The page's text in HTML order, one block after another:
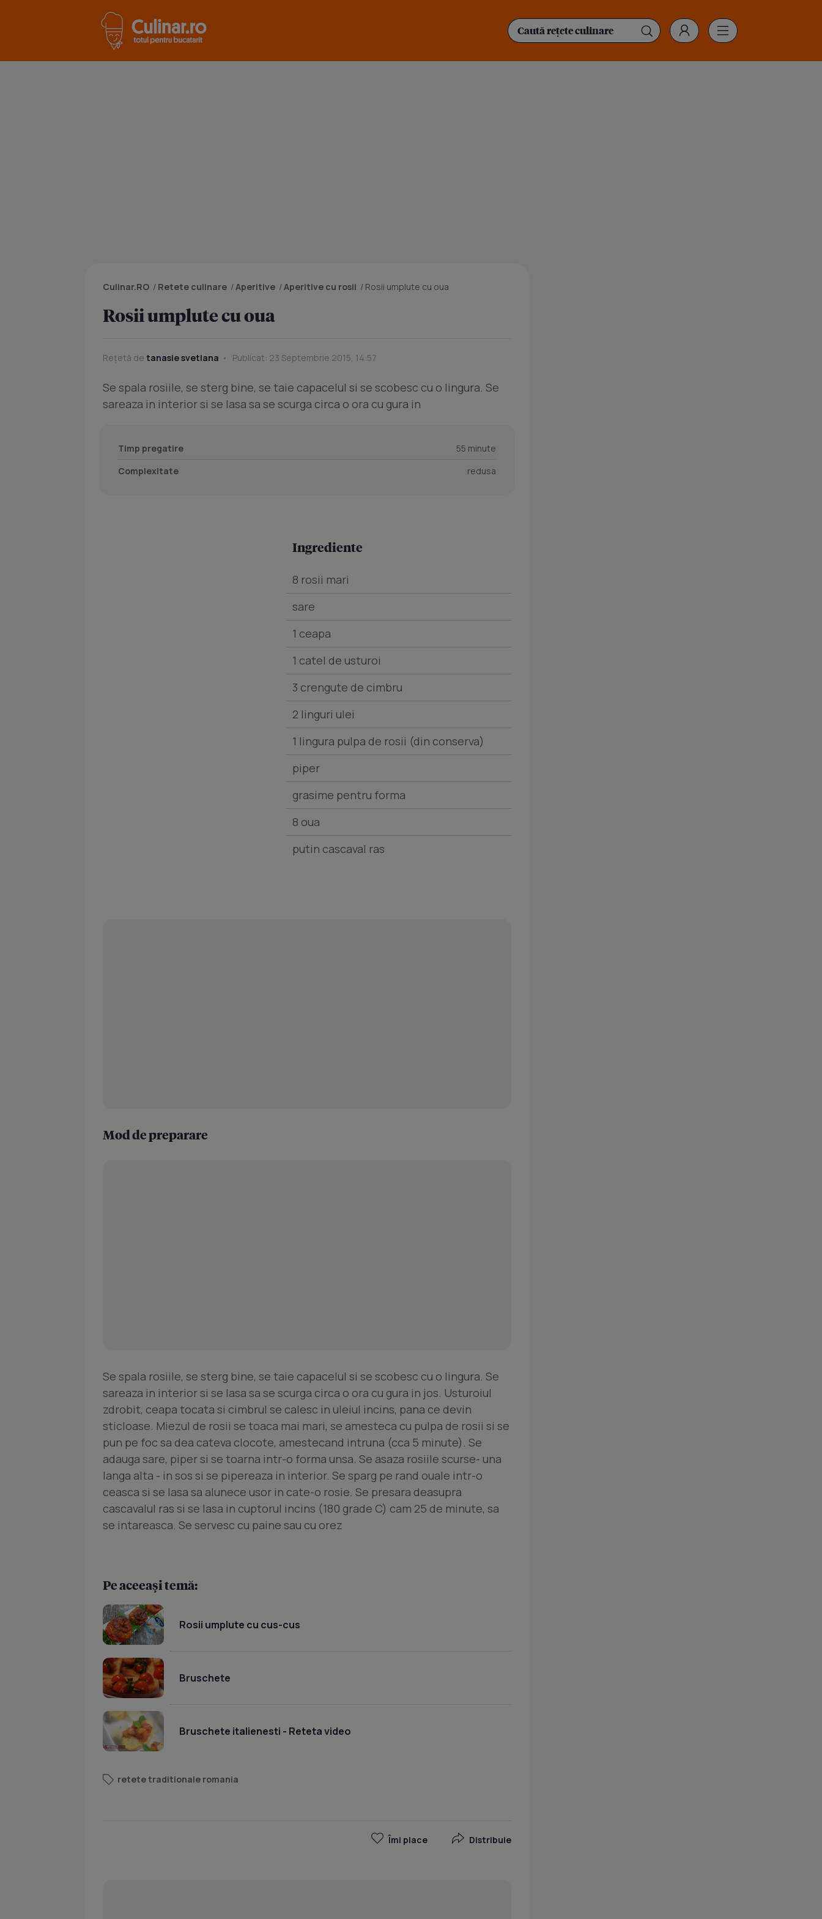
Culinar.RO / Retete culinare /Aperitive /Aperitive cu rosii / Rosii umplute cu oua
Rosii umplute cu oua
Rețetă de tanasie svetlana Publicat: 23 Septembrie 2015, 14:57
Se spala rosiile, se sterg bine, se taie capacelul si se scobesc cu o lingura. Se
sareaza in interior si se lasa sa se scurga circa o ora cu gura in
Timp pregatire
55 minute
Complexitate
redusa
Ingrediente
8 rosii mari
sare
1 ceapa
1 catel de usturoi
3 crengute de cimbru
2 linguri ulei
1 lingura pulpa de rosii (din conserva)
piper
grasime pentru forma
8 oua
putin cascaval ras
Mod de preparare
Se spala rosiile, se sterg bine, se taie capacelul si se scobesc cu o lingura. Se
sareaza in interior si se lasa sa se scurga circa o ora cu gura in jos. Usturoiul
zdrobit, ceapa tocata si cimbrul se calesc in uleiul incins, pana ce devin
sticloase. Miezul de rosii se toaca mai mari, se amesteca cu pulpa de rosii si se
pun pe foc sa dea cateva clocote, amestecand intruna (cca 5 minute). Se
adauga sare, piper si se toarna intr-o forma unsa. Se asaza rosiile scurse- una
langa alta - in sos si se pipereaza in interior. Se sparg pe rand ouale intr-o
ceasca si se lasa sa alunece usor in cate-o rosie. Se presara deasupra
cascavalul ras si se lasa in cuptorul incins (180 grade C) cam 25 de minute, sa
se intareasca. Se servesc cu paine sau cu orez
Pe aceeași temă:
Rosii umplute cu cus-cus
Bruschete
Bruschete italienesti - Reteta video
retete traditionale romania
Îmi place Distribuie